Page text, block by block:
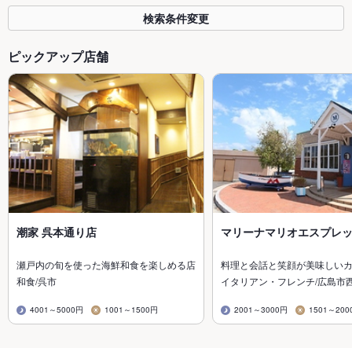
検索条件変更
ピックアップ店舗
潮家 呉本通り店
瀬戸内の旬を使った海鮮和食を楽しめる店
和食/呉市
4001～5000円 1001～1500円
マリーナマリオエスプレ
料理と会話と笑顔が美味しい
イタリアン・フレンチ/広島市
2001～3000円 1501～